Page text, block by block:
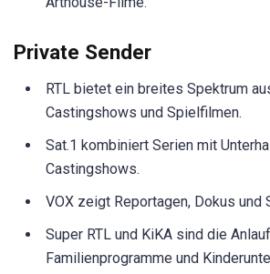
Private Sender
RTL bietet ein breites Spektrum
Castingshows und Spielfilmen.
Sat.1 kombiniert Serien mit
Castingshows.
VOX zeigt Reportagen, Dokus und
Super RTL und KiKA sind die
Familienprogramme und